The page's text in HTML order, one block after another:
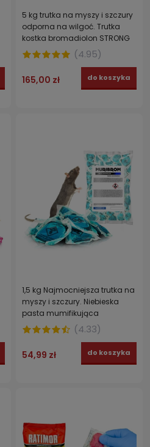
5 kg trutka na myszy i szczury
odporna na wilgoć. Trutka
kostka bromadiolon STRONG
(4.95)
165,00 zł do koszyka
1,5 kg Najmocniejsza trutka na
myszy i szczury. Niebieska
pasta mumifikująca
MURIBROM BRODIFAKUM
(4.33)
54,99 zł do koszyka